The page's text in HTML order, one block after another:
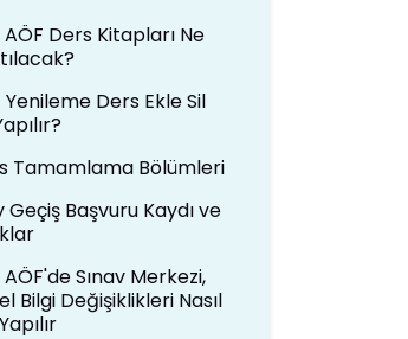
AÖF Ders Kitapları Ne
Yenileme Ders Ekle Sil
Tamamlama Bölümleri
Geçiş Başvuru Kaydı ve
Sınav Merkezi,
Bilgi Değişiklikleri Nasıl